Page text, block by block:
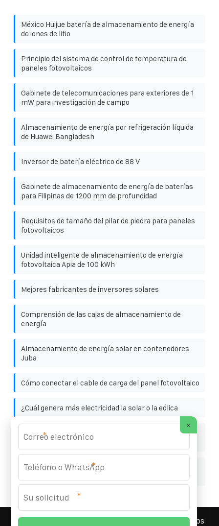
México Huijue batería de almacenamiento de energía
de iones de litio
Principio del sistema de control de temperatura de
paneles fotovoltaicos
Gabinete de telecomunicaciones para exteriores de 1
mW para investigación de campo
Almacenamiento de energía por refrigeración líquida
de Huawei Bangladesh
Inversor de batería eléctrico de 88 V
Gabinete de almacenamiento de energía de baterías
para Filipinas de 1200 mm de profundidad
Requisitos de tamaño del pilar de piedra para paneles
fotovoltaicos
Unidad inteligente de almacenamiento de energía
fotovoltaica Apia de 100 kWh
Mejores fabricantes de inversores solares
Comprensión de las cajas de almacenamiento de
energía
Almacenamiento de energía solar en contenedores
Juba
Cómo conectar el cable de carga del panel fotovoltaico
¿Cuál genera más electricidad la solar o la eólica
Fabricante de paneles solares para tejados en
Guatemala
Centro de energía solar para exteriores con batería
YOUFOTO INDUSTRIAL SOLAR 2026 Todos los
×
*
*
*